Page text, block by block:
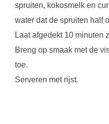
spruiten, kokosmelk en
water dat de spruiten half
Laat afgedekt 10 minuten
Breng op smaak met de
toe.
Serveren met rijst.